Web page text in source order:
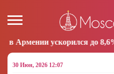
до 8,6%: ЕАБР 16:38
30 Июн, 2026 12:07